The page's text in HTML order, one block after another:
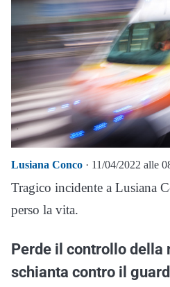
Lusiana Conco · 11/04/2022 alle
Tragico incidente a Lusiana
perso la vita.
Perde il controllo della
schianta contro il